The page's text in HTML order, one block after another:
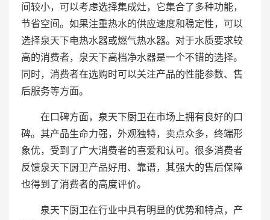
间较小，可以考虑选择集成灶，它集合了多种功能，
节省空间。如果注重热水的供应速度和稳定性，可以
选择泉天下电热水器或燃气热水器。对于水质要求较
高的消费者，泉天下高档净水器是一个不错的选择。
同时，消费者在选购时可以关注产品的性能参数、售
后服务等方面。
在口碑方面，泉天下厨卫在市场上拥有良好的口
碑。其产品生命力强，外观独特，卖点众多，终端形
象优，受到了广大消费者的喜爱和认可。很多消费者
反馈泉天下厨卫产品好用、靠谱，其强大的售后保障
也得到了消费者的高度评价。
泉天下厨卫在行业中具有明显的优势和特点，产